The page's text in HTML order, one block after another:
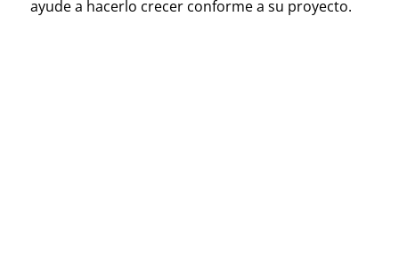
ayude a hacerlo crecer conforme a su proyecto.